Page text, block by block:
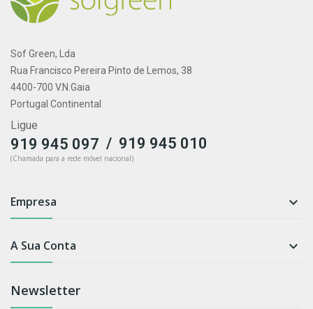
Sof Green, Lda
Rua Francisco Pereira Pinto de Lemos, 38
4400-700 V.N.Gaia
Portugal Continental
Ligue
919 945 097 / 919 945 010
(Chamada para a rede móvel nacional)
Empresa 
A Sua Conta 
Newsletter